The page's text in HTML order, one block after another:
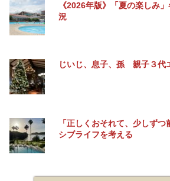
《2026年版》「夏の楽しみ
況
じいじ、息子、孫 親子３代
「正しくおそれて、少しず
シブライフを考える